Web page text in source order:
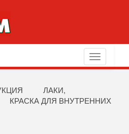
Toggle
navigation
ЛАКИ,
КРАСКА ДЛЯ ВНУТРЕННИХ